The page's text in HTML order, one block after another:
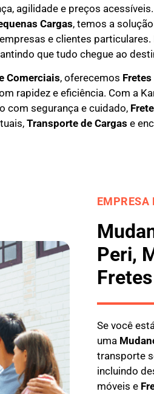
agilidade e preços
Cargas, temos a
e clientes
que tudo chegue ao
Comerciais, oferecemos Fretes
rapidez e eficiência. Com a
com segurança e cuidado,
Transporte de Cargas e
EMPRESA
Peri,
Se você
uma M
transporte
incluindo
móveis e F